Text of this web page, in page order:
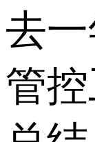
去
管